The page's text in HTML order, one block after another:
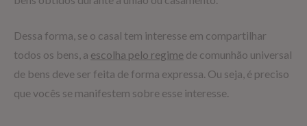
Dessa forma, se o casal tem interesse em compartilhar
todos os bens, a escolha pelo regime de comunhão universal
de bens deve ser feita de forma expressa. Ou seja, é preciso
que vocês se manifestem sobre esse interesse.